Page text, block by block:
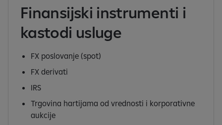
Finansijski instrumenti i
kastodi usluge
FX poslovanje (spot)
FX derivati
IRS
Trgovina hartijama od vrednosti i korporativne
aukcije